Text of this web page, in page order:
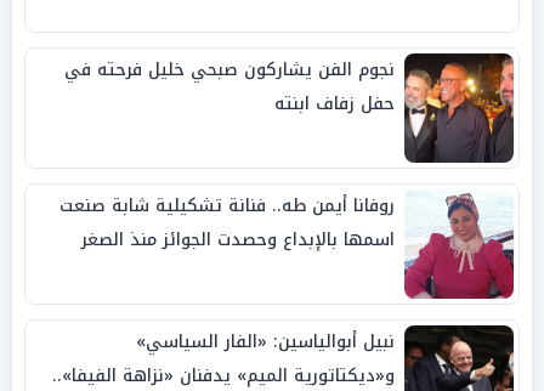
نجوم الفن يشاركون صبحي خليل فرحته في
حفل زفاف ابنته
روفانا أيمن طه.. فنانة تشكيلية شابة صنعت
اسمها بالإبداع وحصدت الجوائز منذ الصغر
نبيل أبوالياسين: «الفار السياسي»
و«ديكتاتورية الميم» يدفنان «نزاهة الفيفا»..